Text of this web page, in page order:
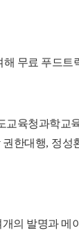
해 무료 푸드트
교육청과학교
권한대행, 정성
개의 발명과 메